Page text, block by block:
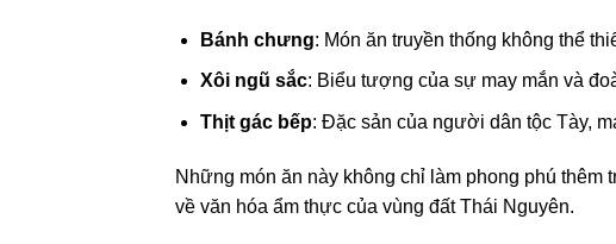
Bánh chưng: Món ăn truyền thống không thể
Xôi ngũ sắc: Biểu tượng của sự may mắn và
Thịt gác bếp: Đặc sản của người dân tộc Tày,
Những món ăn này không chỉ làm phong phú
về văn hóa ẩm thực của vùng đất Thái Nguyên.